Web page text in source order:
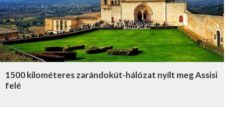
1500 kilométeres zarándokút-hálózat nyílt meg Assisi
felé